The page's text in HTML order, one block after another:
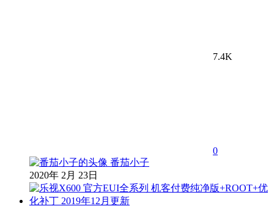
7.4K
0
番茄小子
2020年 2月 23日